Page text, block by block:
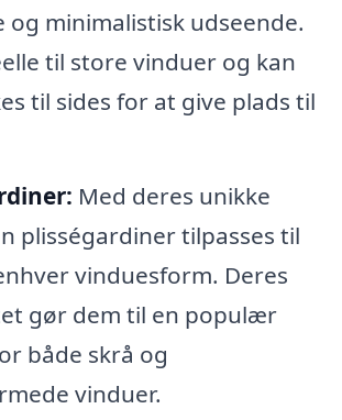
og minimalistisk udseende.
til store vinduer og kan
til sides for at give plads til
Med deres unikke
plisségardiner tilpasses til
vinduesform. Deres
gør dem til en populær
både skrå og
vinduer.